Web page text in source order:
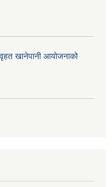
खानेपानी आयोजनाको